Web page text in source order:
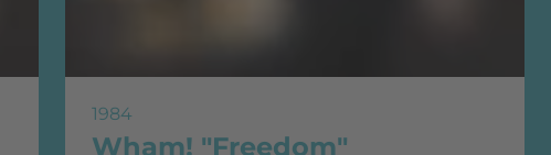
1984
Wham! "Freedom"